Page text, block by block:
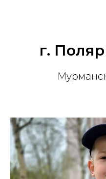
г.